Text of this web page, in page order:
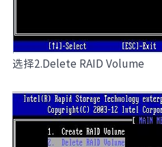
选择2.Delete RAID Volume